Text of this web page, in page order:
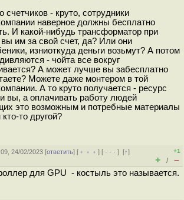
счетчиков - круто, сотрудники
наверное должны бесплатно
И какой-нибудь трансформатор при
им за свой счет, да? Или они
изниоткуда деньги возьмут? А потом
- чойта все вокруг
А может лучше вы забесплатно
Можете даже монтером в той
А то круто получается - ресурс
вы, а оплачивать работу людей
это возможным и потребные материалы
то другой?
24/02/2023 [ответить] [ ﹢﹢﹢] [ · · ·][↑]
+1
+ / –
для GPU - костыль это называется.